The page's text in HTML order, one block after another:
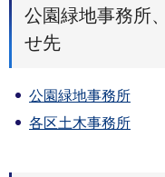
公園緑地事務所
せ先
公園緑地事務所
各区土木事務所